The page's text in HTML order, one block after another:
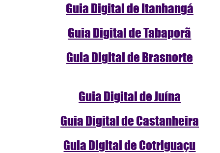
Guia Digital de Itanhangá
Guia Digital de Tabaporã
Guia Digital de Brasnorte
Guia Digital de Juína
Guia Digital de Castanheira
Guia Digital de Cotriguaçu